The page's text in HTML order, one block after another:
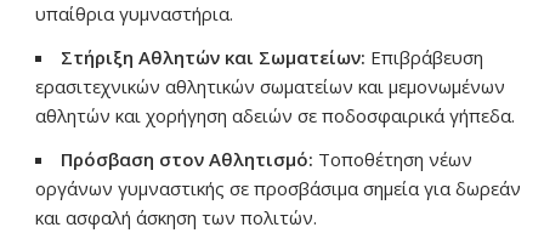
υπαίθρια γυμναστήρια.
Στήριξη Αθλητών και Σωματείων: Επιβράβευση
ερασιτεχνικών αθλητικών σωματείων και μεμονωμένων
αθλητών και χορήγηση αδειών σε ποδοσφαιρικά γήπεδα.
Πρόσβαση στον Αθλητισμό: Τοποθέτηση νέων
οργάνων γυμναστικής σε προσβάσιμα σημεία για δωρεάν
και ασφαλή άσκηση των πολιτών.